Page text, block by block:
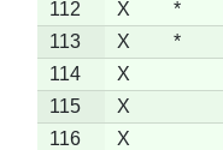
112
X *
113
X *
114
X
115
X
116
X